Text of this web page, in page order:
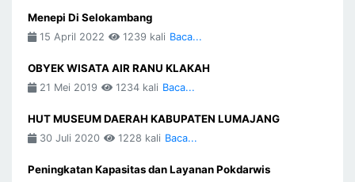
Menepi Di Selokambang
15 April 2022 1239 kali Baca...
OBYEK WISATA AIR RANU KLAKAH
21 Mei 2019 1234 kali Baca...
HUT MUSEUM DAERAH KABUPATEN LUMAJANG
30 Juli 2020 1228 kali Baca...
Peningkatan Kapasitas dan Layanan Pokdarwis